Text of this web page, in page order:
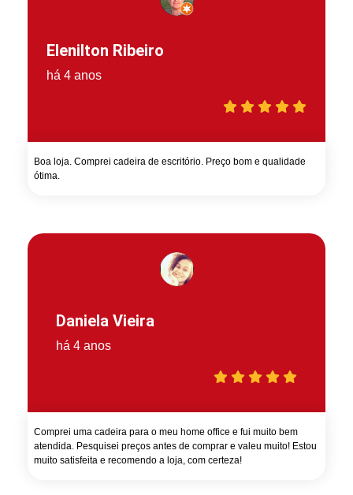
Elenilton Ribeiro
há 4 anos
Boa loja. Comprei cadeira de escritório. Preço bom e qualidade
ótima.
Daniela Vieira
há 4 anos
Comprei uma cadeira para o meu home office e fui muito bem
atendida. Pesquisei preços antes de comprar e valeu muito! Estou
muito satisfeita e recomendo a loja, com certeza!